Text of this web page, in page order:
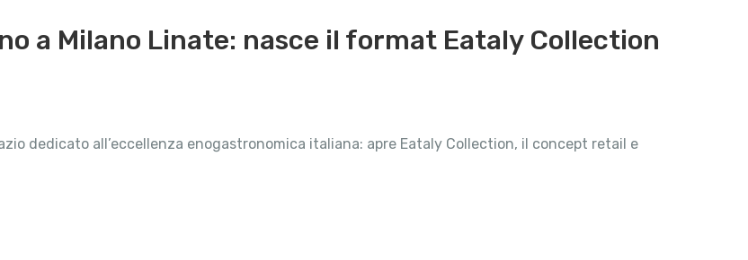
a Milano Linate: nasce il format Eataly Collection
dedicato all’eccellenza enogastronomica italiana: apre Eataly Collection, il concept retail e